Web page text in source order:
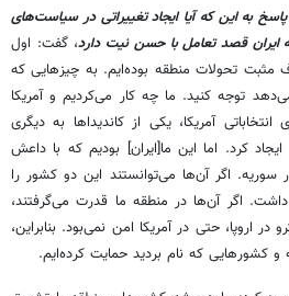
به این که آیا ایجاد تغییراتی در سیاست‌های
ایران قصد تعامل با حسن نیت دارد، گفت: اول
تحولات منطقه بوده‌ایم. به چیزهایی که
توجه کنید. ما چه کار می‌کردیم و آمریکا
آمریکا، یکی از کاندیداها به دیگری
کرد. اما این ما[ایران] بودیم که با داعش
اگر آن‌ها می‌توانستند این دو کشور را
اگر آن‌ها در منطقه ما قدرت می‌گرفتند،
اروپا، حتی در آمریکا امن نمی‌بود. بنابراین،
کشورهایی که نام بردید حمایت کرده‌ایم.